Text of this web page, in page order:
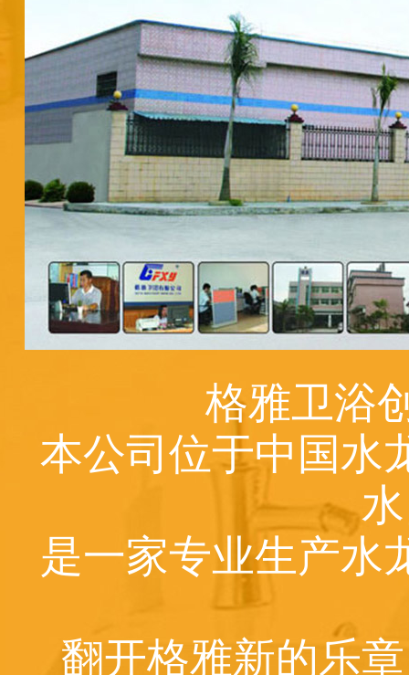
格雅卫浴
本公司位于中国水
是一家专业生产水
翻开格雅新的乐